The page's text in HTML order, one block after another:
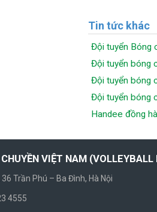
Tin tức khác
Đội tuyển Bóng
Đội tuyển bóng
Đội tuyển bóng
Đội tuyển bóng
Handee đồng
VIỆT NAM
Trần Phú – Ba Đình, Hà Nội
4555